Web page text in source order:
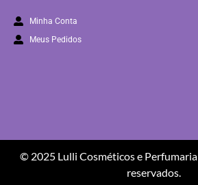
Minha Conta
Meus Pedidos
© 2025 Lulli Cosméticos e
reservados.